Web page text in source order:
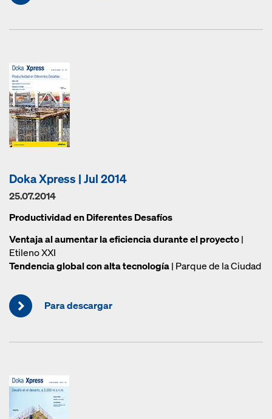
Doka Xpress | Jul 2014
25.07.2014
Productividad en Diferentes Desafíos
Ventaja al aumentar la eficiencia durante el proyecto|
Etileno XXI
Tendencia global con alta tecnología| Parque de la Ciudad
Para descargar